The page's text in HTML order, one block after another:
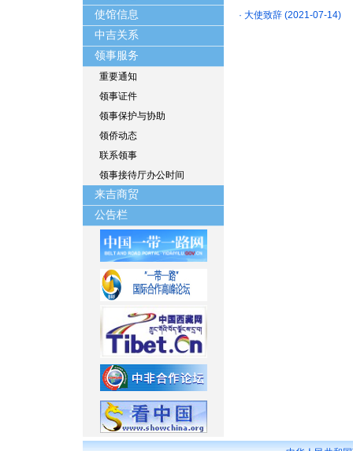
使馆信息
中吉关系
领事服务
重要通知
领事证件
领事保护与协助
领侨动态
联系领事
领事接待厅办公时间
来吉商贸
公告栏
· 大使致辞 (2021-07-14)